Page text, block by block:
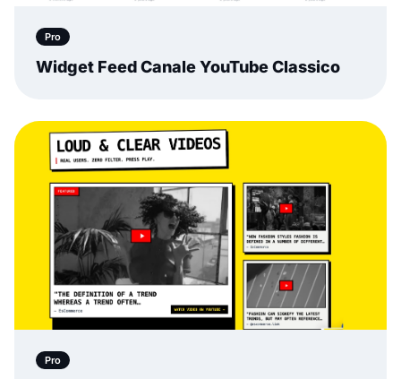
Pro
Widget Feed Canale YouTube Classico
Pro